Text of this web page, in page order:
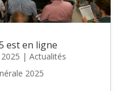
est en ligne
| Actualités
2025